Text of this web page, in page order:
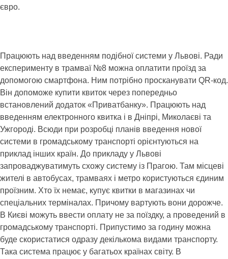
євро.
Працюють над введенням подібної системи у Львові. Ради
експерименту в трамваї №8 можна оплатити проїзд за
допомогою смартфона. Ним потрібно просканувати QR-код.
Він допоможе купити квиток через попередньо
встановлений додаток «Приватбанку». Працюють над
введенням електронного квитка і в Дніпрі, Миколаєві та
Ужгороді. Всюди при розробці планів введення нової
системи в громадському транспорті орієнтуються на
приклад інших країн. До прикладу у Львові
запроваджуватимуть схожу систему із Прагою. Там місцеві
жителі в автобусах, трамваях і метро користуються єдиним
проїзним. Хто їх немає, купує квитки в магазинах чи
спеціальних терміналах. Причому вартують вони дорожче.
В Києві можуть ввести оплату не за поїздку, а проведений в
громадському транспорті. Припустимо за годину можна
буде скористатися одразу декількома видами транспорту.
Така система працює у багатьох країнах світу. В